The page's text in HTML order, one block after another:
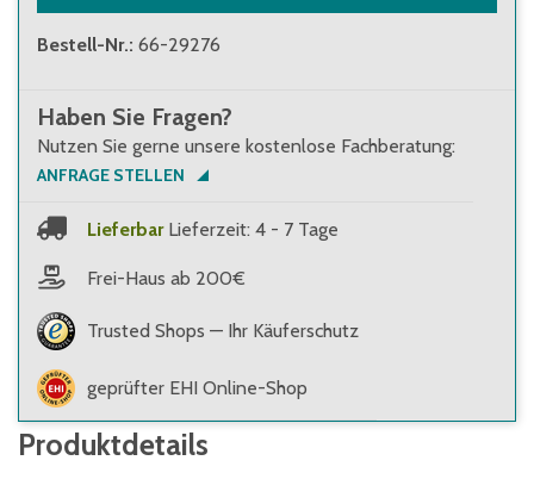
Bestell-Nr.: 66-29276
Haben Sie Fragen?
Nutzen Sie gerne unsere kostenlose Fachberatung:
ANFRAGE STELLEN
Lieferbar Lieferzeit: 4 - 7 Tage
Frei-Haus ab 200€
Trusted Shops — Ihr Käuferschutz
geprüfter EHI Online-Shop
Produktdetails